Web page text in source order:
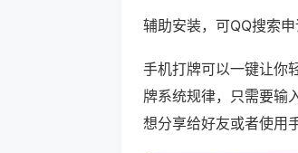
辅助安装，可QQ搜索
手机打牌可以一键让你
牌系统规律，只需要输
想分享给好友或者使用